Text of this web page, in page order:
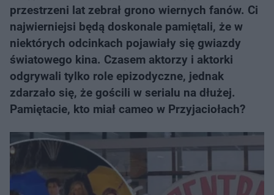
przestrzeni lat zebrał grono wiernych fanów. Ci
najwierniejsi będą doskonale pamiętali, że w
niektórych odcinkach pojawiały się gwiazdy
światowego kina. Czasem aktorzy i aktorki
odgrywali tylko role epizodyczne, jednak
zdarzało się, że gościli w serialu na dłużej.
Pamiętacie, kto miał cameo w Przyjaciołach?